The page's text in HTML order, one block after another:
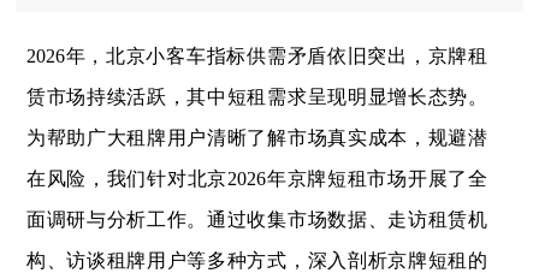
2026年，北京小客车指标供需矛盾依旧突出，京牌租
赁市场持续活跃，其中短租需求呈现明显增长态势。
为帮助广大租牌用户清晰了解市场真实成本，规避潜
在风险，我们针对北京2026年京牌短租市场开展了全
面调研与分析工作。通过收集市场数据、走访租赁机
构、访谈租牌用户等多种方式，深入剖析京牌短租的